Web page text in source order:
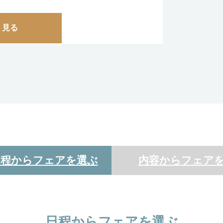
見る
からフェアを選ぶ 内容からフェア